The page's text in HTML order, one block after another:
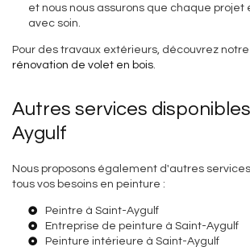
et nous nous assurons que chaque projet
avec soin.
Pour des travaux extérieurs, découvrez
rénovation de volet en bois
Autres services
Aygulf
Nous proposons également d'autres
tous vos besoins en peinture :
Peintre à Saint-Aygulf
Entreprise de peinture à Saint-Aygulf
Peinture intérieure à Saint-Aygulf